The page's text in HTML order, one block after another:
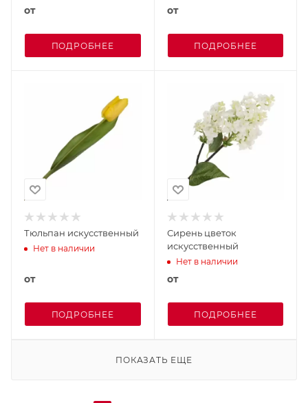
от
ПОДРОБНЕЕ
от
ПОДРОБНЕЕ
Тюльпан искусственный
Нет в наличии
от
ПОДРОБНЕЕ
Сирень цветок
искусственный
Нет в наличии
от
ПОДРОБНЕЕ
ПОКАЗАТЬ ЕЩЕ